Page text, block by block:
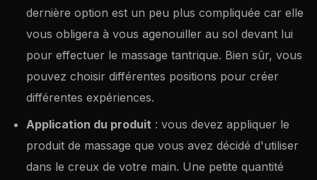
dernière option est un peu plus compliquée car elle
vous obligera à vous agenouiller au sol devant lui
pour effectuer le massage tantrique. Bien sûr, vous
pouvez choisir différentes positions pour créer
différentes expériences.
Application du produit : vous devez appliquer le
produit de massage que vous avez décidé d'utiliser
dans le creux de votre main. Une petite quantité